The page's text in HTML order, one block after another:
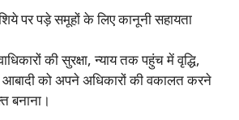
पर पड़े समूहों के लिए कानूनी सहायता
की सुरक्षा, न्याय तक पहुंच में वृद्धि,
को अपने अधिकारों की वकालत करने
बनाना।